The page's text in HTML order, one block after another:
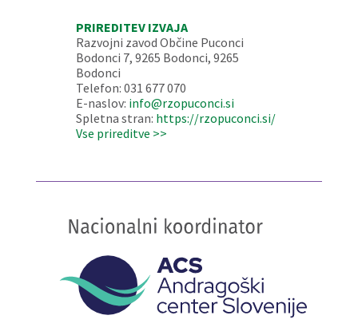
PRIREDITEV IZVAJA
Razvojni zavod Občine Puconci
Bodonci 7, 9265 Bodonci, 9265
Bodonci
Telefon: 031 677 070
E-naslov: info@rzopuconci.si
Spletna stran: https://rzopuconci.si/
Vse prireditve >>